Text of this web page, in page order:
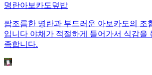
명란아보카도덮밥
짭조름한 명란과 부드러운 아보카도의 조
입니다 야채가 적절하게 들어가서 식감을
족합니다.